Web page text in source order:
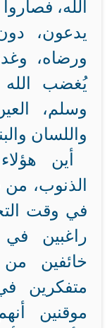
الله،
يدعون،
ورضاه،
يُغضب الله
وسلم،
واللسان
أين
الذنوب،
في وقت
راغبين في
خائفين من
متفكرين
موقنين